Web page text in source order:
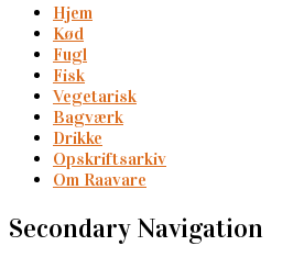
Hjem
Kød
Fugl
Fisk
Vegetarisk
Bagværk
Drikke
Opskriftsarkiv
Om Raavare
Secondary Navigation